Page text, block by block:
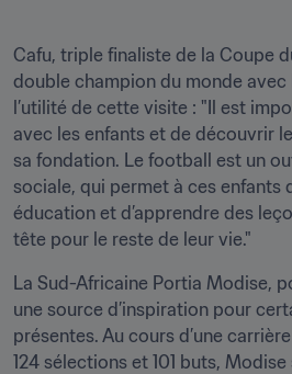
Cafu, triple finaliste de la Coupe
double champion du monde avec
l’utilité de cette visite : "Il est
avec les enfants et de découvrir
sa fondation. Le football est un
sociale, qui permet à ces enfants
éducation et d’apprendre des
tête pour le reste de leur vie."
La Sud-Africaine Portia Modise,
une source d’inspiration pour
présentes. Au cours d’une
124 sélections et 101 buts,